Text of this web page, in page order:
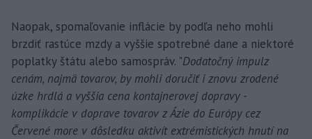
Naopak, spomaľovanie inflácie by podľa neho mohli
brzdiť rastúce mzdy a vyššie spotrebné dane a niektoré
poplatky štátu alebo samospráv. "Dodatočný impulz
cenám, najmä tovarov, by mohli doručiť i znovu zrodené
úzke hrdlá a vyššia cena kontajnerovej dopravy -
komplikácie v doprave tovarov z Ázie do Európy cez
Červené more v dôsledku aktivít extrémistických hnutí na